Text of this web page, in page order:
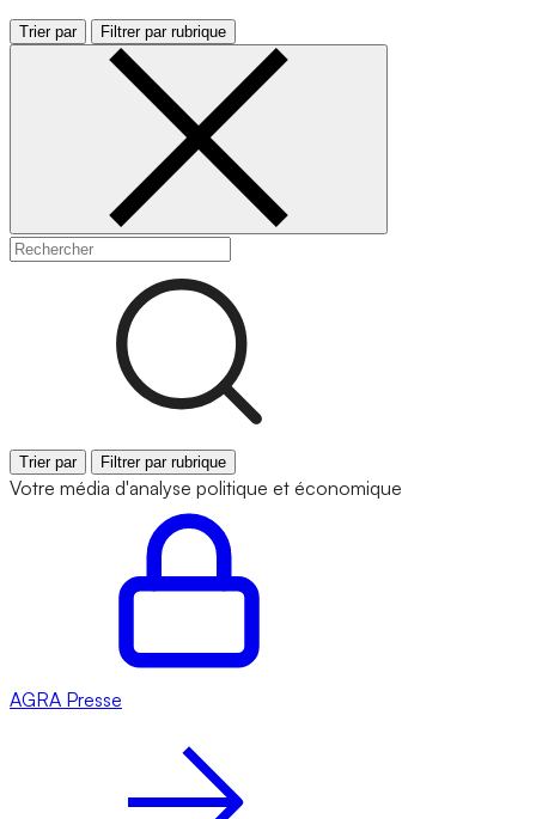
Trier par Filtrer par rubrique
Trier par Filtrer par rubrique
Votre média d'analyse politique et économique
AGRA Presse